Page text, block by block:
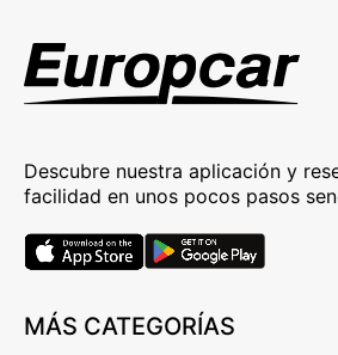
Descubre nuestra aplicación y
facilidad en unos pocos pasos
MÁS CATEGORÍAS